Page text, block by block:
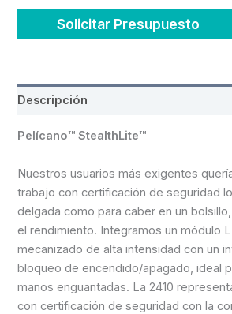
Solicitar Presupuesto
Descripción
Pelícano™ StealthLite™
Nuestros usuarios más exigentes
trabajo con certificación de seguridad
delgada como para caber en un
el rendimiento. Integramos un módulo
mecanizado de alta intensidad con un
bloqueo de encendido/apagado, ideal
manos enguantadas. La 2410
con certificación de seguridad con la